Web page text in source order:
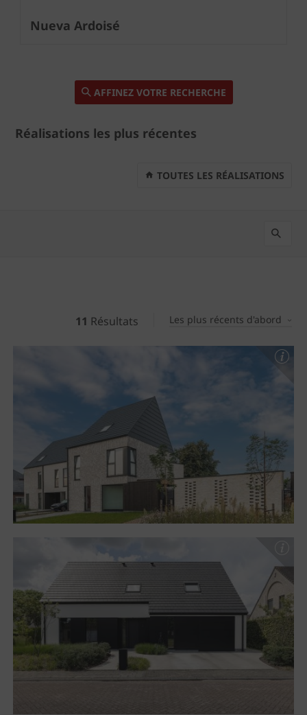
Nueva Ardoisé
AFFINEZ VOTRE RECHERCHE
Réalisations les plus récentes
TOUTES LES RÉALISATIONS
11 Résultats Les plus récents d'abord